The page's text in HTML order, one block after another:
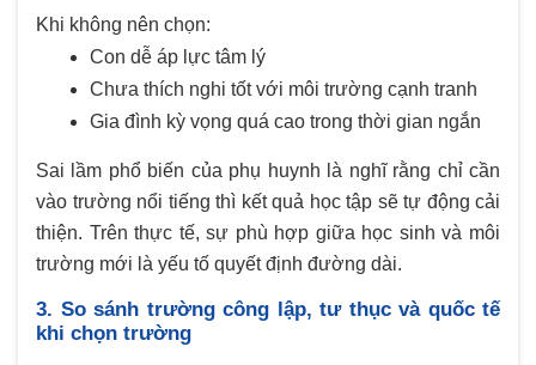
Khi không nên chọn:
Con dễ áp lực tâm lý
Chưa thích nghi tốt với môi trường cạnh tranh
Gia đình kỳ vọng quá cao trong thời gian ngắn
Sai lầm phổ biến của phụ huynh là nghĩ rằng chỉ cần
vào trường nổi tiếng thì kết quả học tập sẽ tự động cải
thiện. Trên thực tế, sự phù hợp giữa học sinh và môi
trường mới là yếu tố quyết định đường dài.
3. So sánh trường công lập, tư thục và quốc tế
khi chọn trường